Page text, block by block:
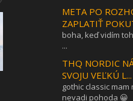
META PO
ZAPLATIŤ
boha, keď vidím
...
THQ NORDIC
SVOJU VEĽKÚ L...
gothic classic
nevadi pohoda 😀